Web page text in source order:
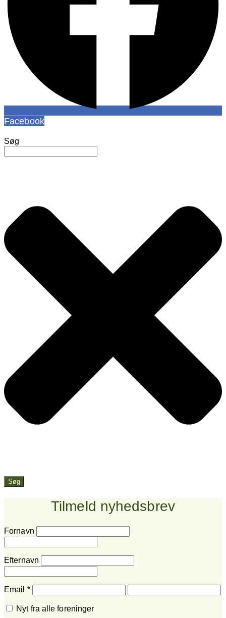
Facebook
Søg
Søg
Tilmeld nyhedsbrev
Fornavn
Efternavn
Email *
Nyt fra alle foreninger